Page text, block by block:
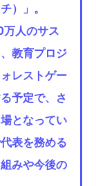
）」。
人のサス
教育プロジ
レストゲー
予定で、さ
となってい
表を務める
みや今後の